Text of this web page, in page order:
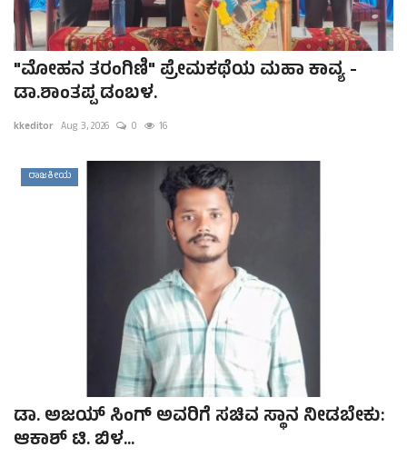
"ಮೋಹನ ತರಂಗಿಣಿ" ಪ್ರೇಮಕಥೆಯ ಮಹಾ ಕಾವ್ಯ -
ಡಾ.ಶಾಂತಪ್ಪ ಡಂಬಳ.
kkeditor Aug 3, 2026 0 16
ರಾಜಕೀಯ
ಡಾ. ಅಜಯ್ ಸಿಂಗ್ ಅವರಿಗೆ ಸಚಿವ ಸ್ಥಾನ ನೀಡಬೇಕು:
ಆಕಾಶ್ ಟಿ. ಬಿಳ...